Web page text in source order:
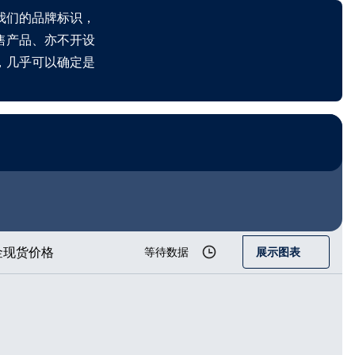
的品牌标识，
产品、亦不开设
几乎可以确定是
货价格 等待数据 展示图表